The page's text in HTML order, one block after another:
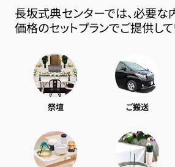
長坂式典センターでは、必要
価格のセットプランでご提供し
祭壇 ご搬送